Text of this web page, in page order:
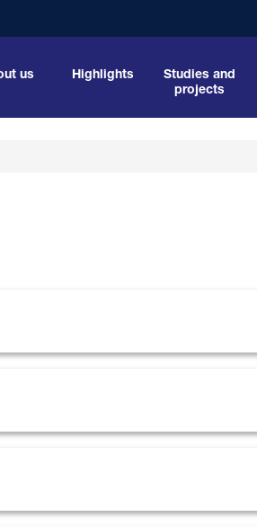
us Highlights
Studies and
projects